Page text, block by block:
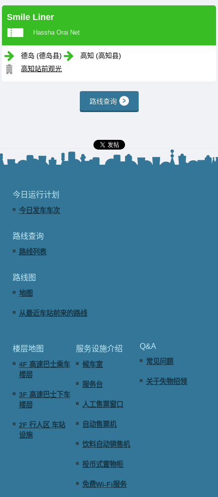
Smile Liner
Hassha Orai Net
德岛 (德岛县)
高知 (高知县)
高知站前观光
路线查询
今日运行计划
今日发车车次
路线查询
路线列表
路线图
地图
从最近车站前来的路线
楼层地图
4F 高速巴士乘车
楼层
3F 高速巴士下车
楼层
2F 行人区 车站
设施
服务设施介绍
候车室
服务台
人工售票窗口
自动售票机
饮料自动销售机
投币式置物柜
免费Wi-Fi服务
Q&A
常见问题
关于失物招领